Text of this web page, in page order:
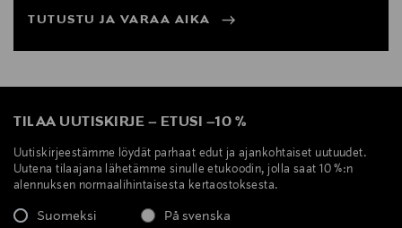
TUTUSTU JA VARAA AIKA
TILAA UUTISKIRJE – ETUSI –10 %
Uutiskirjeestämme löydät parhaat edut ja ajankohtaiset uutuudet.
Uutena tilaajana lähetämme sinulle etukoodin, jolla saat 10 %:n
alennuksen normaalihintaisesta kertaostoksesta.
Suomeksi På svenska